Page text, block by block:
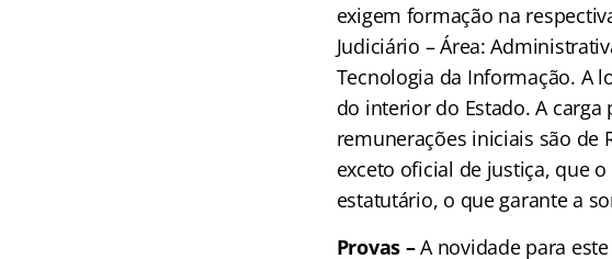
exigem formação na
Judiciário – Área:
Tecnologia da Informação. A
do interior do Estado. A
remunerações iniciais são de
exceto oficial de justiça, que
estatutário, o que garante a
Provas –A novidade para